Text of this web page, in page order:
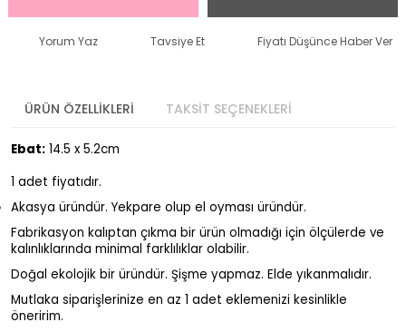
Yorum Yaz Tavsiye Et Fiyatı Düşünce Haber Ver
ÜRÜN ÖZELLİKLERİ TAKSİT SEÇENEKLERİ
Ebat: 14.5 x 5.2cm
1 adet fiyatıdır.
Akasya üründür. Yekpare olup el oyması üründür.
Fabrikasyon kalıptan çıkma bir ürün olmadığı için ölçülerde ve
kalınlıklarında minimal farklılıklar olabilir.
Doğal ekolojik bir üründür. Şişme yapmaz. Elde yıkanmalıdır.
Mutlaka siparişlerinize en az 1 adet eklemenizi kesinlikle
öneririm.